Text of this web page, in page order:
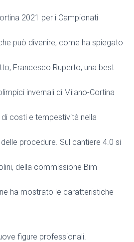
2021 per i Campionati
può divenire, come ha spiegato
Francesco Ruperto, una best
invernali di Milano-Cortina
costi e tempestività nella
procedure. Sul cantiere 4.0 si
della commissione Bim
ha mostrato le caratteristiche
figure professionali.